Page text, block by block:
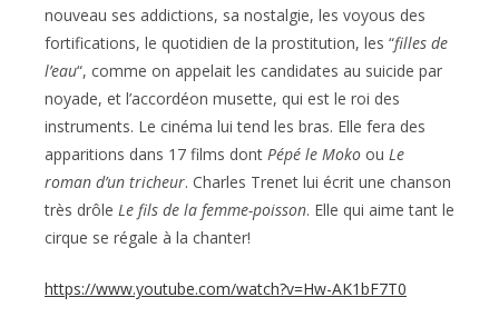
nouveau ses addictions, sa nostalgie, les voyous des
fortifications, le quotidien de la prostitution, les “filles de
l’eau“, comme on appelait les candidates au suicide par
noyade, et l’accordéon musette, qui est le roi des
instruments. Le cinéma lui tend les bras. Elle fera des
apparitions dans 17 films dont Pépé le Moko ou Le
roman d’un tricheur. Charles Trenet lui écrit une chanson
très drôle Le fils de la femme-poisson. Elle qui aime tant le
cirque se régale à la chanter!
https://www.youtube.com/watch?v=Hw-AK1bF7T0